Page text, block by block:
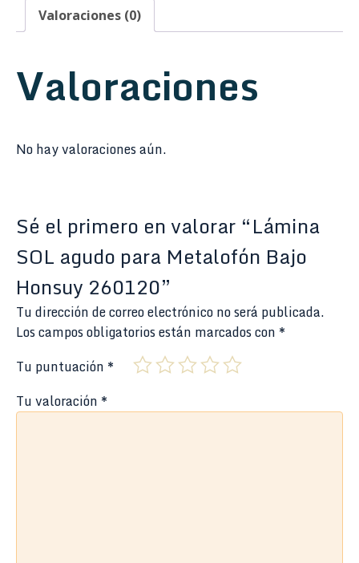
Valoraciones (0)
Valoraciones
No hay valoraciones aún.
Sé el primero en valorar “Lámina
SOL agudo para Metalofón Bajo
Honsuy 260120”
Tu dirección de correo electrónico no será publicada.
Los campos obligatorios están marcados con *
Tu puntuación *
Tu valoración *